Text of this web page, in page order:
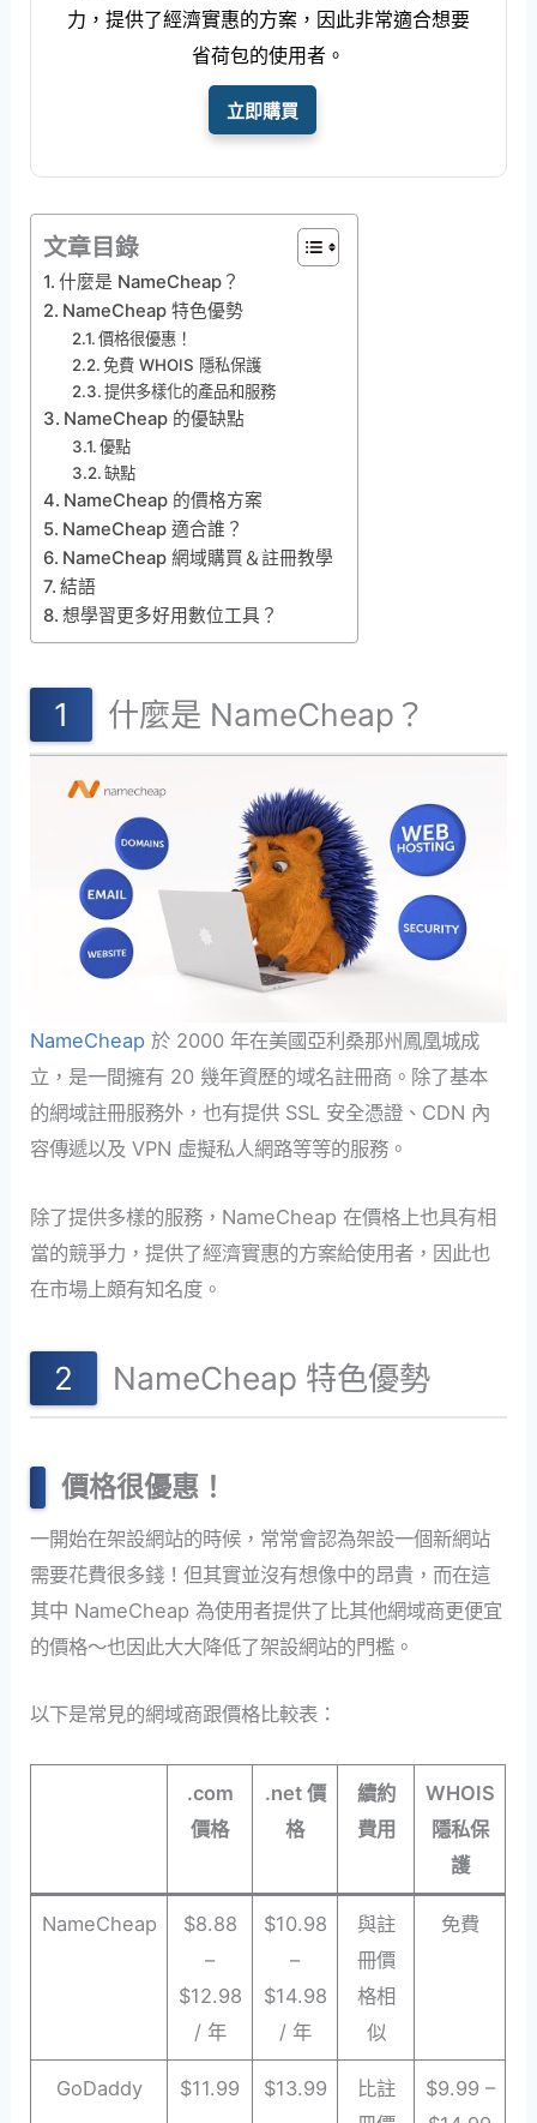
力，提供了經濟實惠的方案，因此非常適合想要
省荷包的使用者。
立即購買
文章目錄
什麼是 NameCheap？
NameCheap 特色優勢
價格很優惠！
免費 WHOIS 隱私保護
提供多樣化的產品和服務
NameCheap 的優缺點
優點
缺點
NameCheap 的價格方案
NameCheap 適合誰？
NameCheap 網域購買＆註冊教學
結語
想學習更多好用數位工具？
什麼是 NameCheap？
NameCheap 於 2000 年在美國亞利桑那州鳳凰城成
立，是一間擁有 20 幾年資歷的域名註冊商。除了基本
的網域註冊服務外，也有提供 SSL 安全憑證、CDN 內
容傳遞以及 VPN 虛擬私人網路等等的服務。
除了提供多樣的服務，NameCheap 在價格上也具有相
當的競爭力，提供了經濟實惠的方案給使用者，因此也
在市場上頗有知名度。
NameCheap 特色優勢
價格很優惠！
一開始在架設網站的時候，常常會認為架設一個新網站
需要花費很多錢！但其實並沒有想像中的昂貴，而在這
其中 NameCheap 為使用者提供了比其他網域商更便宜
的價格～也因此大大降低了架設網站的門檻。
以下是常見的網域商跟價格比較表：
.com
價格
.net 價
格
續約
費用
WHOIS
隱私保
護
NameCheap
$8.88
–
$12.98
/ 年
$10.98
–
$14.98
/ 年
與註
冊價
格相
似
免費
GoDaddy
$11.99
$13.99
比註
$9.99 –